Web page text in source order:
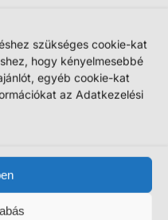
szükséges cookie-kat
hogy kényelmesebbé
egyéb cookie-kat
az Adatkezelési
500 g
8 × 26 × 26 cm